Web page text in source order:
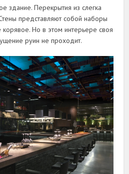
здание. Перекрытия из слегка
представляют собой наборы
корявое. Но в этом интерьере своя
руин не проходит.